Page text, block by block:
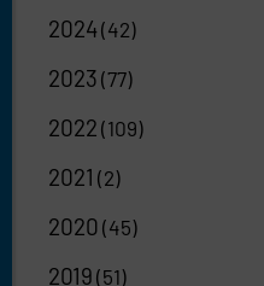
2024 (42)
2023 (77)
2022 (109)
2021 (2)
2020 (45)
2019 (51)